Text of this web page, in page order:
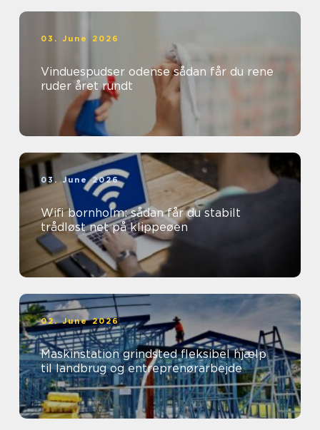
03. June 2026
Vinduespudser odense sådan får du rene
ruder året rundt
03. June 2026
Wifi bornholm: sådan får du stabilt
trådløst net på klippeøen
02. June 2026
Maskinstation grindsted fleksibel hjælp
til landbrug og entreprenørarbejde